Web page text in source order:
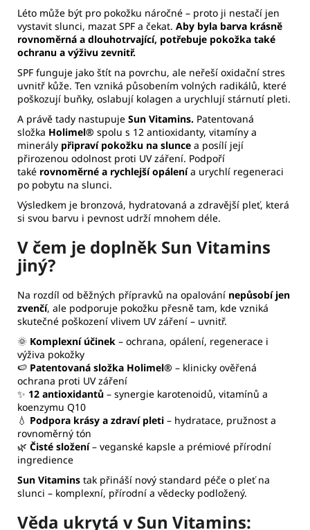
Léto může být pro pokožku náročné – proto ji nestačí jen
vystavit slunci, mazat SPF a čekat. Aby byla barva krásně
rovnoměrná a dlouhotrvající, potřebuje pokožka také
ochranu a výživu zevnitř.
SPF funguje jako štít na povrchu, ale neřeší oxidační stres
uvnitř kůže. Ten vzniká působením volných radikálů, které
poškozují buňky, oslabují kolagen a urychlují stárnutí pleti.
A právě tady nastupuje Sun Vitamins. Patentovaná
složka Holimel® spolu s 12 antioxidanty, vitamíny a
minerály připraví pokožku na slunce a posílí její
přirozenou odolnost proti UV záření. Podpoří
také rovnoměrné a rychlejší opálenía urychlí regeneraci
po pobytu na slunci.
Výsledkem je bronzová, hydratovaná a zdravější pleť, která
si svou barvu i pevnost udrží mnohem déle.
V čem je doplněk Sun Vitamins
jiný?
Na rozdíl od běžných přípravků na opalování nepůsobí jen
zvenčí, ale podporuje pokožku přesně tam, kde vzniká
skutečné poškození vlivem UV záření – uvnitř.
🌞 Komplexní účinek – ochrana, opálení, regenerace i
výživa pokožky
🍉 Patentovaná složka Holimel® – klinicky ověřená
ochrana proti UV záření
✨ 12 antioxidantů – synergie karotenoidů, vitamínů a
koenzymu Q10
💧 Podpora krásy a zdraví pleti – hydratace, pružnost a
rovnoměrný tón
🌿 Čisté složení– veganské kapsle a prémiové přírodní
ingredience
Sun Vitamins tak přináší nový standard péče o pleť na
slunci – komplexní, přírodní a vědecky podložený.
Věda ukrytá v Sun Vitamins: